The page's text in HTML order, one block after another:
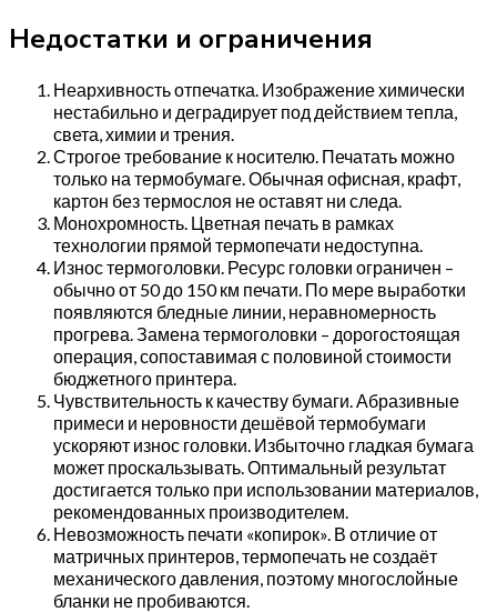
Недостатки и ограничения
Неархивность отпечатка. Изображение химически
нестабильно и деградирует под действием тепла,
света, химии и трения.
Строгое требование к носителю. Печатать можно
только на термобумаге. Обычная офисная, крафт,
картон без термослоя не оставят ни следа.
Монохромность. Цветная печать в рамках
технологии прямой термопечати недоступна.
Износ термоголовки. Ресурс головки ограничен –
обычно от 50 до 150 км печати. По мере выработки
появляются бледные линии, неравномерность
прогрева. Замена термоголовки – дорогостоящая
операция, сопоставимая с половиной стоимости
бюджетного принтера.
Чувствительность к качеству бумаги. Абразивные
примеси и неровности дешёвой термобумаги
ускоряют износ головки. Избыточно гладкая бумага
может проскальзывать. Оптимальный результат
достигается только при использовании материалов,
рекомендованных производителем.
Невозможность печати «копирок». В отличие от
матричных принтеров, термопечать не создаёт
механического давления, поэтому многослойные
бланки не пробиваются.